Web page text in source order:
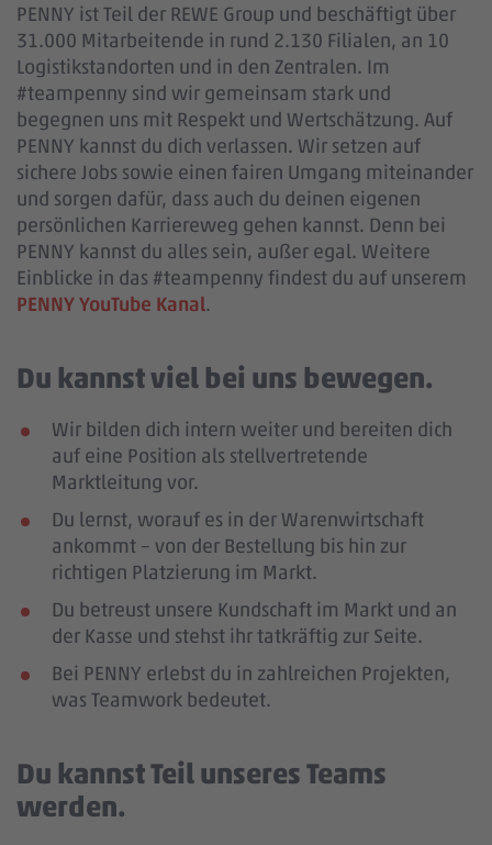
PENNY ist Teil der REWE Group und beschäftigt über
31.000 Mitarbeitende in rund 2.130 Filialen, an 10
Logistikstandorten und in den Zentralen. Im
#teampenny sind wir gemeinsam stark und
begegnen uns mit Respekt und Wertschätzung. Auf
PENNY kannst du dich verlassen. Wir setzen auf
sichere Jobs sowie einen fairen Umgang miteinander
und sorgen dafür, dass auch du deinen eigenen
persönlichen Karriereweg gehen kannst. Denn bei
PENNY kannst du alles sein, außer egal. Weitere
Einblicke in das #teampenny findest du auf unserem
PENNY YouTube Kanal.
Du kannst viel bei uns bewegen.
Wir bilden dich intern weiter und bereiten dich
auf eine Position als stellvertretende
Marktleitung vor.
Du lernst, worauf es in der Warenwirtschaft
ankommt – von der Bestellung bis hin zur
richtigen Platzierung im Markt.
Du betreust unsere Kundschaft im Markt und an
der Kasse und stehst ihr tatkräftig zur Seite.
Bei PENNY erlebst du in zahlreichen Projekten,
was Teamwork bedeutet.
Du kannst Teil unseres Teams
werden.